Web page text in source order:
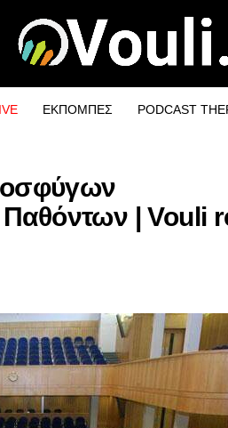
ΕΚΠΟΜΠΕΣ PODCAST
| Vouli